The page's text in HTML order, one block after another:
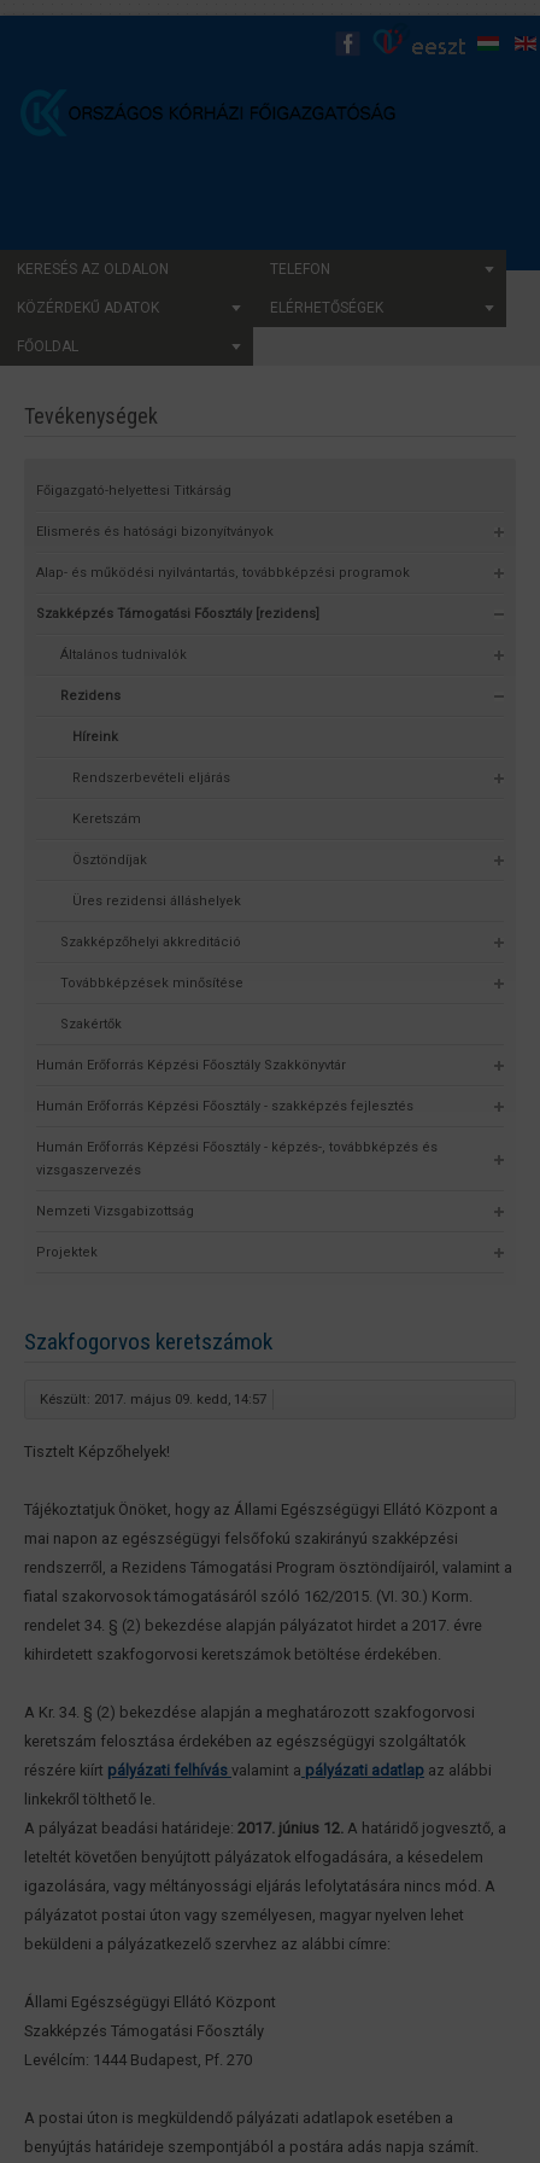
KERESÉS AZ OLDALON TELEFON
KÖZÉRDEKŰ ADATOK ELÉRHETŐSÉGEK
FŐOLDAL
Tevékenységek
Főigazgató-helyettesi Titkárság
Elismerés és hatósági bizonyítványok
Alap- és működési nyilvántartás, továbbképzési programok
Szakképzés Támogatási Főosztály [rezidens]
Általános tudnivalók
Rezidens
Híreink
Rendszerbevételi eljárás
Keretszám
Ösztöndíjak
Üres rezidensi álláshelyek
Szakképzőhelyi akkreditáció
Továbbképzések minősítése
Szakértők
Humán Erőforrás Képzési Főosztály Szakkönyvtár
Humán Erőforrás Képzési Főosztály - szakképzés fejlesztés
Humán Erőforrás Képzési Főosztály - képzés-, továbbképzés és
vizsgaszervezés
Nemzeti Vizsgabizottság
Projektek
Szakfogorvos keretszámok
Készült: 2017. május 09. kedd, 14:57
Tisztelt Képzőhelyek!
Tájékoztatjuk Önöket, hogy az Állami Egészségügyi Ellátó Központ a
mai napon az egészségügyi felsőfokú szakirányú szakképzési
rendszerről, a Rezidens Támogatási Program ösztöndíjairól, valamint a
fiatal szakorvosok támogatásáról szóló 162/2015. (VI. 30.) Korm.
rendelet 34. § (2) bekezdése alapján pályázatot hirdet a 2017. évre
kihirdetett szakfogorvosi keretszámok betöltése érdekében.
A Kr. 34. § (2) bekezdése alapján a meghatározott szakfogorvosi
keretszám felosztása érdekében az egészségügyi szolgáltatók
részére kiírt pályázati felhívás valamint a pályázati adatlap az alábbi
linkekről tölthető le.
A pályázat beadási határideje: 2017. június 12. A határidő jogvesztő, a
leteltét követően benyújtott pályázatok elfogadására, a késedelem
igazolására, vagy méltányossági eljárás lefolytatására nincs mód. A
pályázatot postai úton vagy személyesen, magyar nyelven lehet
beküldeni a pályázatkezelő szervhez az alábbi címre:
Állami Egészségügyi Ellátó Központ
Szakképzés Támogatási Főosztály
Levélcím: 1444 Budapest, Pf. 270
A postai úton is megküldendő pályázati adatlapok esetében a
benyújtás határideje szempontjából a postára adás napja számít.